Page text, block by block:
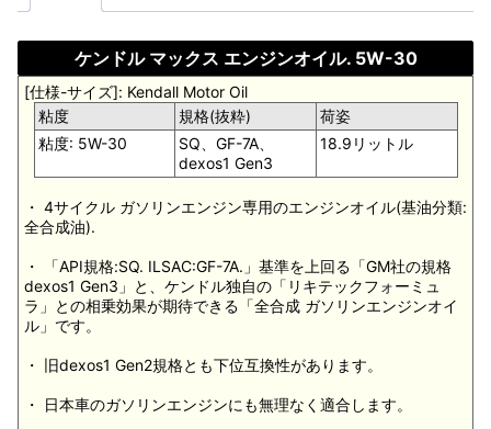
ケンドル マックス エンジンオイル. 5W-30
[仕様-サイズ]: Kendall Motor Oil
粘度
規格(抜粋)
荷姿
粘度: 5W-30
SQ、GF-7A、
dexos1 Gen3
18.9リットル
・ 4サイクル ガソリンエンジン専用のエンジンオイル(基油分類:
全合成油).
・ 「API規格:SQ. ILSAC:GF-7A.」基準を上回る「GM社の規格
dexos1 Gen3」と、ケンドル独自の「リキテックフォーミュ
ラ」との相乗効果が期待できる「全合成 ガソリンエンジンオイ
ル」です。
・ 旧dexos1 Gen2規格とも下位互換性があります。
・ 日本車のガソリンエンジンにも無理なく適合します。